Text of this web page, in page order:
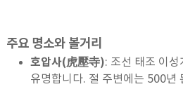
주요 명소와 볼거리
호압사(虎壓寺): 조선 태조 이
유명합니다. 절 주변에는 500년